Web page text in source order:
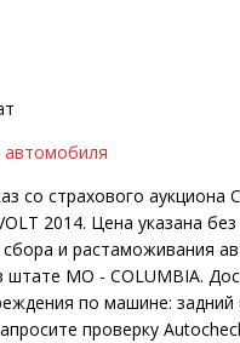
со страхового аукциона
2014. Цена указана
сбора и растаможивания
штате MO - COLUMBIA.
по машине:
проверку